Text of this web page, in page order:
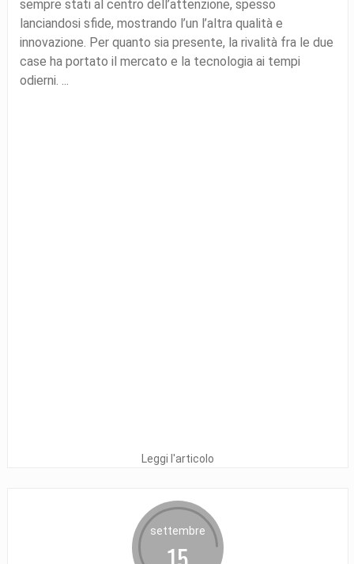
sempre stati al centro dell’attenzione, spesso
lanciandosi sfide, mostrando l’un l’altra qualità e
innovazione. Per quanto sia presente, la rivalità fra le due
case ha portato il mercato e la tecnologia ai tempi
odierni. ...
Leggi l'articolo
settembre